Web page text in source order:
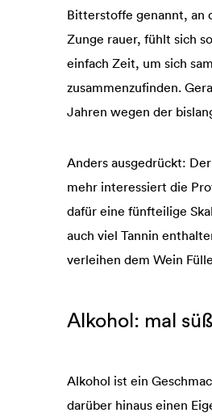
Bitterstoffe genannt, an
Zunge rauer, fühlt sich
einfach Zeit, um sich
zusammenzufinden.
Jahren wegen der
Anders ausgedrückt:
mehr interessiert die
dafür eine fünfteilige
auch viel Tannin
verleihen dem Wein
Alkohol: mal
Alkohol ist ein
darüber hinaus einen